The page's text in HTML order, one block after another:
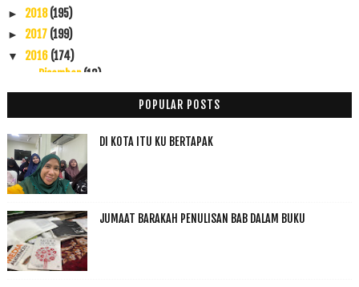
► 2018(195)
► 2017 (199)
▼ 2016 (174)
Disember(13)
►November(22)
►Oktober(11)
►September (9)
►Ogos(3)
►Julai(5)
►Mei(1)
▼ April(10)
Pasaboq vs Mee Rebus
POPULAR POSTS
DI KOTA ITU KU BERTAPAK
JUMAAT BARAKAH PENULISAN BAB DALAM BUKU